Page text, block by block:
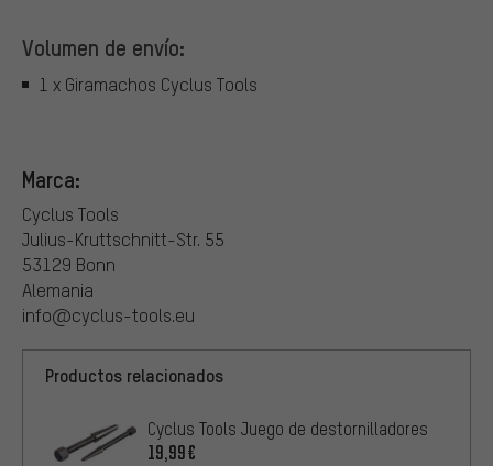
Volumen de envío:
1 x Giramachos Cyclus Tools
Marca:
Cyclus Tools
Julius-Kruttschnitt-Str. 55
53129 Bonn
Alemania
info@cyclus-tools.eu
Productos relacionados
Cyclus Tools Juego de destornilladores
19,99€